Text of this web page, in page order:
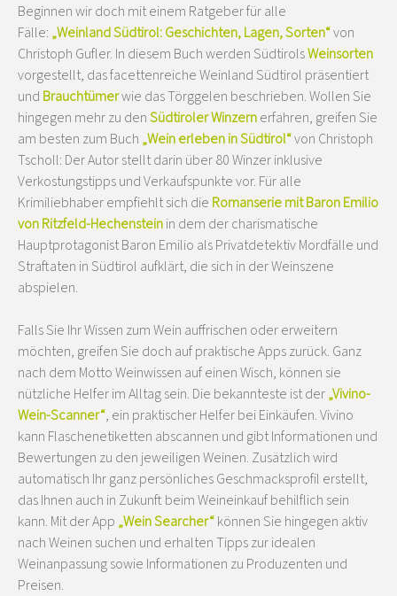
Beginnen wir doch mit einem Ratgeber für alle
Fälle: „Weinland Südtirol: Geschichten, Lagen, Sorten“von
Christoph Gufler. In diesem Buch werden SüdtirolsWeinsorten
vorgestellt, das facettenreiche Weinland Südtirol präsentiert
und Brauchtümerwie das Törggelen beschrieben. Wollen Sie
hingegen mehr zu denSüdtiroler Winzernerfahren, greifen Sie
am besten zum Buch „Wein erleben in Südtirol“von Christoph
Tscholl: Der Autor stellt darin über 80 Winzer inklusive
Verkostungstipps und Verkaufspunkte vor. Für alle
Krimiliebhaber empfiehlt sich die Romanserie mit Baron Emilio
von Ritzfeld-Hechensteinin dem der charismatische
Hauptprotagonist Baron Emilio als Privatdetektiv Mordfälle und
Straftaten in Südtirol aufklärt, die sich in der Weinszene
abspielen.
Falls Sie Ihr Wissen zum Wein auffrischen oder erweitern
möchten, greifen Sie doch auf praktische Apps zurück. Ganz
nach dem Motto Weinwissen auf einen Wisch, können sie
nützliche Helfer im Alltag sein. Die bekannteste ist der„Vivino-
Wein-Scanner“, ein praktischer Helfer bei Einkäufen. Vivino
kann Flaschenetiketten abscannen und gibt Informationen und
Bewertungen zu den jeweiligen Weinen. Zusätzlich wird
automatisch Ihr ganz persönliches Geschmacksprofil erstellt,
das Ihnen auch in Zukunft beim Weineinkauf behilflich sein
kann. Mit der App „Wein Searcher“können Sie hingegen aktiv
nach Weinen suchen und erhalten Tipps zur idealen
Weinanpassung sowie Informationen zu Produzenten und
Preisen.